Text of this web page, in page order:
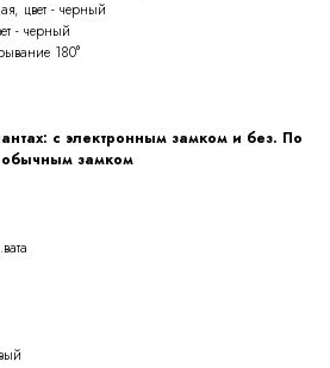
цвет - черный
- черный
180°
с электронным замком и без. По
замком